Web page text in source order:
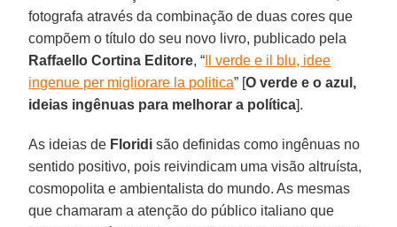
fotografa através da combinação de duas cores que
compõem o título do seu novo livro, publicado pela
Raffaello Cortina Editore, “ Il verde e il blu, idee
ingenue per migliorare la politica” [O verde e o azul,
ideias ingênuas para melhorar a política].
As ideias de Floridi são definidas como ingênuas no
sentido positivo, pois reivindicam uma visão altruísta,
cosmopolita e ambientalista do mundo. As mesmas
que chamaram a atenção do público italiano que